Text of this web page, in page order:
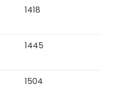
1418
1445
1504